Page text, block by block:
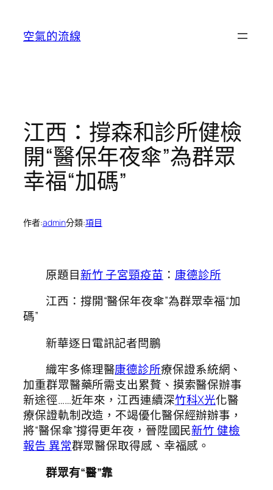
空氣的流線
江西：撐森和診所健檢
開“醫保年夜傘”為群眾
幸福“加碼”
作者:admin分類:項目
原題目新竹 子宮頸疫苗 ： 康德診所
江西：撐開“醫保年夜傘”為群眾幸福“加
碼”
新華逐日電訊記者閆鵬
織牢多條理醫康德診所療保證系統網、
加重群眾醫藥所需支出累贅、摸索醫保辦事
新途徑……近年來，江西連續深竹科X光化醫
療保證軌制改造，不竭優化醫保經辦辦事，
將“醫保傘”撐得更年夜，晉陞國民新竹 健檢
報告 異常群眾醫保取得感、幸福感。
群眾有“醫”靠